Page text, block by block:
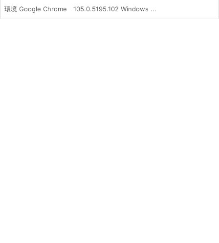
環境 Google Chrome 105.0.5195.102 Windows ...